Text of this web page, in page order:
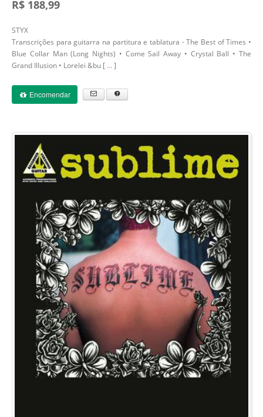
R$ 188,99
STYX
Transcrições para guitarra na partitura e tablatura - The Best of Times •
Blue Collar Man (Long Nights) • Come Sail Away • Crystal Ball • The
Grand Illusion • Lorelei &bu [ ...]
Encomendar